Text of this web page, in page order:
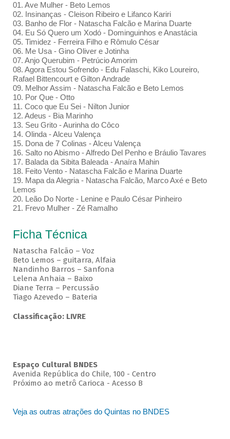
01. Ave Mulher - Beto Lemos
02. Insinanças - Cleison Ribeiro e Lifanco Kariri
03. Banho de Flor - Natascha Falcão e Marina Duarte
04. Eu Só Quero um Xodó - Dominguinhos e Anastácia
05. Timidez - Ferreira Filho e Rômulo César
06. Me Usa - Gino Oliver e Jotinha
07. Anjo Querubim - Petrúcio Amorim
08. Agora Estou Sofrendo - Edu Falaschi, Kiko Loureiro,
Rafael Bittencourt e Gilton Andrade
09. Melhor Assim - Natascha Falcão e Beto Lemos
10. Por Que - Otto
11. Coco que Eu Sei - Nilton Junior
12. Adeus - Bia Marinho
13. Seu Grito - Aurinha do Côco
14. Olinda - Alceu Valença
15. Dona de 7 Colinas - Alceu Valença
16. Salto no Abismo - Alfredo Del Penho e Bráulio Tavares
17. Balada da Sibita Baleada - Anaíra Mahin
18. Feito Vento - Natascha Falcão e Marina Duarte
19. Mapa da Alegria - Natascha Falcão, Marco Axé e Beto
Lemos
20. Leão Do Norte - Lenine e Paulo César Pinheiro
21. Frevo Mulher - Zé Ramalho
Ficha Técnica
Natascha Falcão – Voz
Beto Lemos – guitarra, Alfaia
Nandinho Barros – Sanfona
Lelena Anhaia – Baixo
Diane Terra – Percussão
Tiago Azevedo – Bateria
Classificação: LIVRE
Espaço Cultural BNDES
Avenida República do Chile, 100 - Centro
Próximo ao metrô Carioca - Acesso B
Veja as outras atrações do Quintas no BNDES